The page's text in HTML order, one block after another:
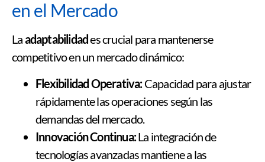
en el Mercado
Laadaptabilidades crucial para mantenerse
competitivo en un mercado dinámico:
Flexibilidad Operativa:Capacidad para ajustar
rápidamente las operaciones según las
demandas del mercado.
Innovación Continua:La integración de
tecnologías avanzadas mantiene a las